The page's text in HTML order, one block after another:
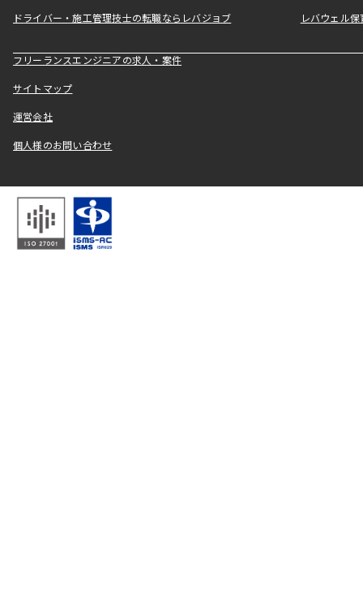
ドライバー・施工管理技士の転職ならレバジョブ レバウェル
フリーランスエンジニアの求人・案件
サイトマップ
運営会社
個人様のお問い合わせ